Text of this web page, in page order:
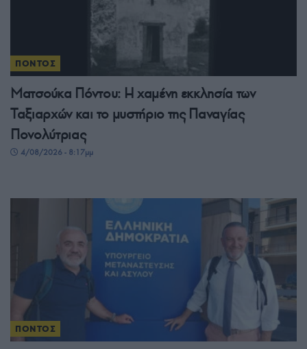
ΠΟΝΤΟΣ
Ματσούκα Πόντου: Η χαμένη εκκλησία των
Ταξιαρχών και το μυστήριο της Παναγίας
Πονολύτριας
4/08/2026 - 8:17μμ
ΠΟΝΤΟΣ